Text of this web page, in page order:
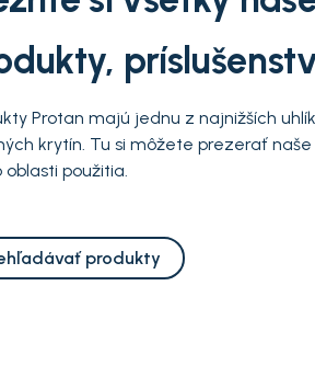
Protan majú jednu z najnižších
krytín. Tu si môžete prezerať
oblasti použitia.
produkty